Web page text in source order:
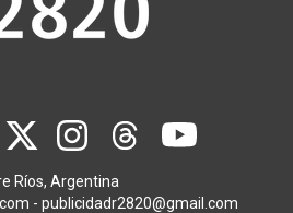
Ríos, Argentina
- publicidadr2820@gmail.com